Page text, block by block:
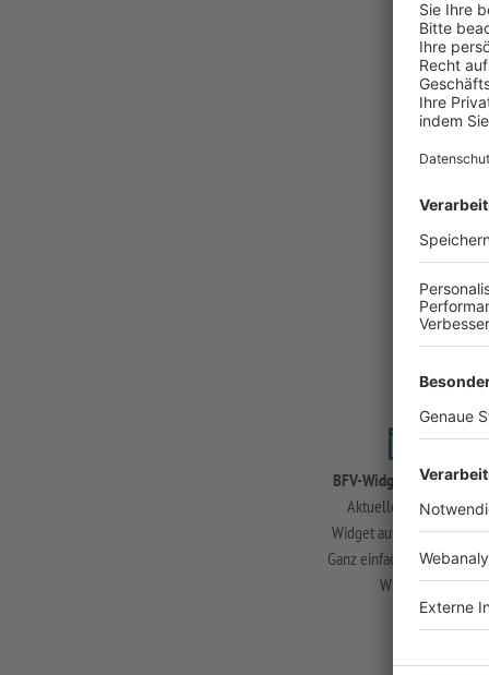
BFV-Widget generieren
Aktuelle Ansicht als
Widget auf Ihre Website?
Ganz einfach mit den BFV-
Widgets.